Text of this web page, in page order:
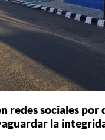
redes sociales
la